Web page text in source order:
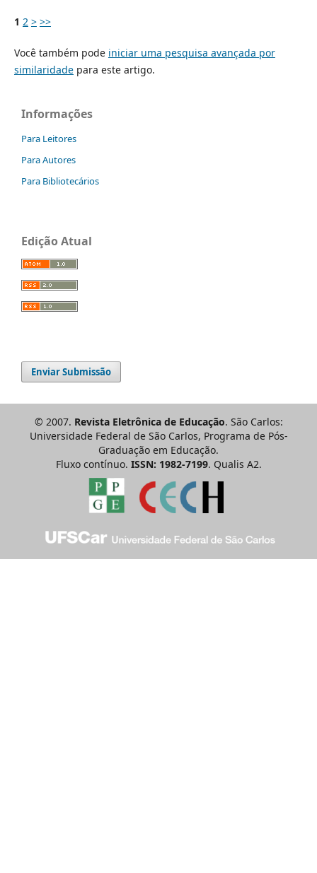
1 2 > >>
Você também pode iniciar uma pesquisa avançada por
similaridadepara este artigo.
Informações
Para Leitores
Para Autores
Para Bibliotecários
Edição Atual
Enviar Submissão
© 2007. Revista Eletrônica de Educação. São Carlos:
Universidade Federal de São Carlos, Programa de Pós-
Graduação em Educação.
Fluxo contínuo. ISSN: 1982-7199. Qualis A2.